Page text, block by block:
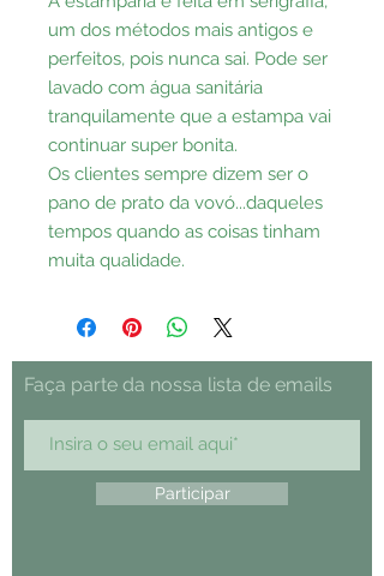
um dos métodos mais antigos e
perfeitos, pois nunca sai. Pode ser
lavado com água sanitária
tranquilamente que a estampa vai
continuar super bonita.
Os clientes sempre dizem ser o
pano de prato da vovó...daqueles
tempos quando as coisas tinham
muita qualidade.
Faça parte da nossa lista de emails
Participar